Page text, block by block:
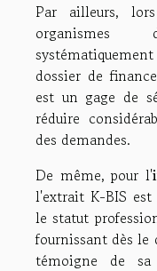
Par ailleurs,
organismes
dossier de
est un gage de
réduire
des demandes.
De même, pour l'
l'extrait K-BIS est
le statut
fournissant dès le
témoigne de